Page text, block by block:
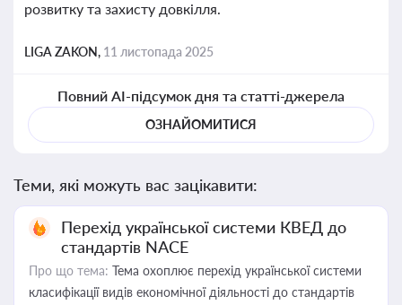
розвитку та захисту довкілля.
LIGA ZAKON, 11 листопада 2025
Повний AI-підсумок дня та статті-джерела
ОЗНАЙОМИТИСЯ
Теми, які можуть вас зацікавити:
Перехід української системи КВЕД до
стандартів NACE
Про що тема: Тема охоплює перехід української системи
класифікації видів економічної діяльності до стандартів